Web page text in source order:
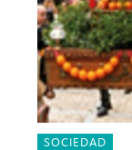
SOCIEDAD